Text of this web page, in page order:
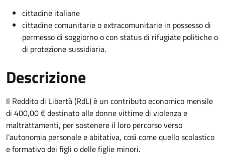
cittadine italiane
cittadine comunitarie o extracomunitarie in possesso di
permesso di soggiorno o con status di rifugiate politiche o
di protezione sussidiaria.
Descrizione
Il Reddito di Libertà (RdL) è un contributo economico mensile
di 400,00 € destinato alle donne vittime di violenza e
maltrattamenti, per sostenere il loro percorso verso
l’autonomia personale e abitativa, così come quello scolastico
e formativo dei figli o delle figlie minori.